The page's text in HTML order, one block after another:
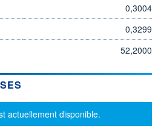
0,3004
0,3299
52,2000
actuellement disponible.